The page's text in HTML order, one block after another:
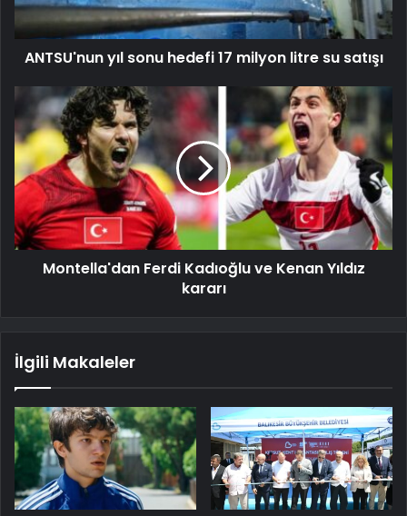
ANTSU'nun yıl sonu hedefi 17 milyon litre su satışı
Montella'dan Ferdi Kadıoğlu ve Kenan Yıldız
kararı
İlgili Makaleler